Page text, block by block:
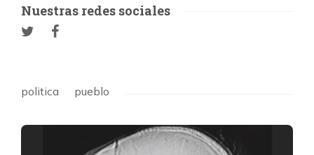
Nuestras redes sociales
politica pueblo